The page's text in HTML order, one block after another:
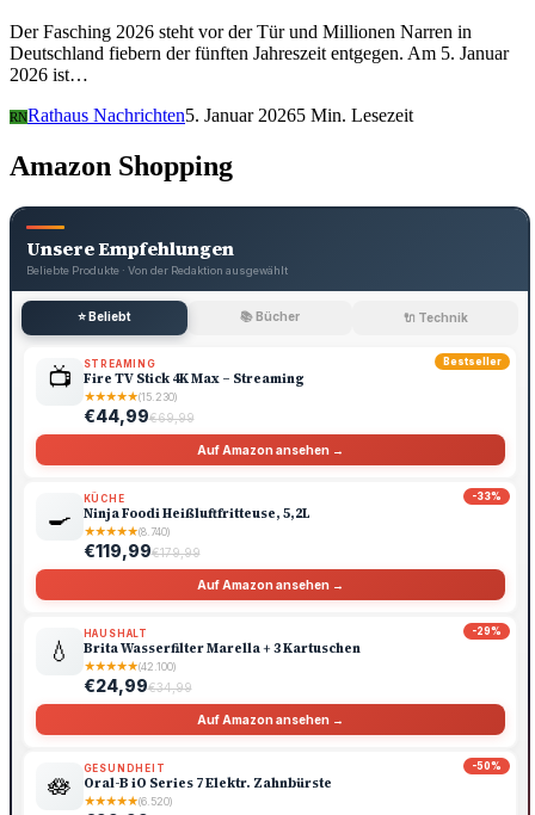
Der Fasching 2026 steht vor der Tür und Millionen Narren in
Deutschland fiebern der fünften Jahreszeit entgegen. Am 5. Januar
2026 ist…
RNRathaus Nachrichten5. Januar 20265 Min. Lesezeit
Amazon Shopping
Unsere Empfehlungen
Beliebte Produkte · Von der Redaktion ausgewählt
⭐ Beliebt 📚 Bücher 🔌 Technik
Bestseller
📺 STREAMING
Fire TV Stick 4K Max – Streaming
★★★★★(15.230)
€44,99€69,99
Auf Amazon ansehen →
-33%
🍳
KÜCHE
Ninja Foodi Heißluftfritteuse, 5,2L
★★★★★(8.740)
€119,99€179,99
Auf Amazon ansehen →
-29%
💧
HAUSHALT
Brita Wasserfilter Marella + 3 Kartuschen
★★★★★(42.100)
€24,99€34,99
Auf Amazon ansehen →
-50%
🪷
GESUNDHEIT
Oral-B iO Series 7 Elektr. Zahnbürste
★★★★★(6.520)